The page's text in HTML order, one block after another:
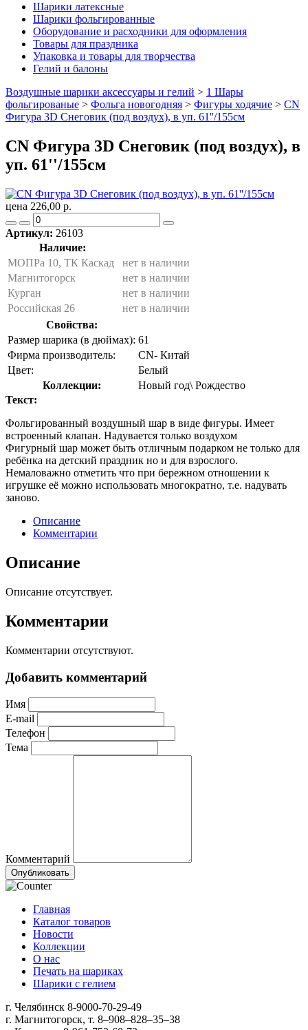
Шарики латексные
Шарики фольгированные
Оборудование и расходники для оформления
Товары для праздника
Упаковка и товары для творчества
Гелий и балоны
Воздушные шарики аксессуары и гелий > 1 Шары
фольгированые > Фольга новогодняя > Фигуры ходячие > CN
Фигура 3D Снеговик (под воздух), в уп. 61''/155см
CN Фигура 3D Снеговик (под воздух), в
уп. 61''/155см
цена 226,00 р.
Артикул: 26103
Наличие:
МОПРа 10, ТК Каскад
нет в наличии
Магнитогорск
нет в наличии
Курган
нет в наличии
Российская 26
нет в наличии
Свойства:
Размер шарика (в дюймах): 61
Фирма производитель:
CN- Китай
Цвет:
Белый
Коллекции:
Новый год\ Рождество
Текст:
Фольгированный воздушный шар в виде фигуры. Имеет
встроенный клапан. Надувается только воздухом
Фигурный шар может быть отличным подарком не только для
ребёнка на детский праздник но и для взрослого.
Немаловажно отметить что при бережном отношении к
игрушке её можно использовать многократно, т.е. надувать
заново.
Описание
Комментарии
Описание
Описание отсутствует.
Комментарии
Комментарии отсутствуют.
Добавить комментарий
Имя
E-mail
Телефон
Тема
Комментарий
Опубликовать
Главная
Каталог товаров
Новости
Коллекции
О нас
Печать на шариках
Шарики с гелием
г. Челябинск 8-9000-70-29-49
г. Магнитогорск, т. 8–908–828–35–38